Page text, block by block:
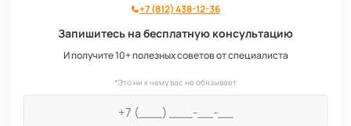
+7 (812) 438-12-36
Запишитесь на бесплатную консультацию
И получите 10+ полезных советов от специалиста
*Это ни к чему вас не обязывает